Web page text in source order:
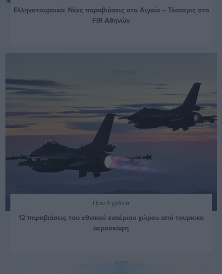
Ελληνοτουρκικά: Νέες παραβιάσεις στο Αιγαίο – Τέσσερις στο
FIR Αθηνών
Πριν 4 χρόνια
12 παραβιάσεις του εθνικού εναέριου χώρου από τουρκικά
αεροσκάφη